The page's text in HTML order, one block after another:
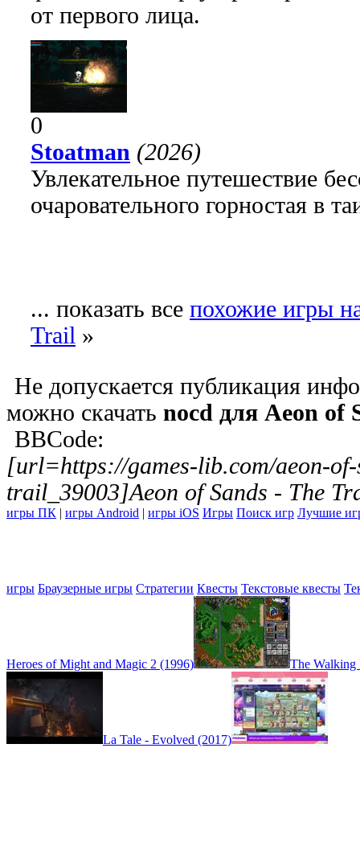
от первого лица.
0
Stoatman (2026)
Увлекательное путешествие
очаровательного горностая в
... показать все похожие игры
Trail »
Не допускается публикация
можно скачать nocd для Aeon of
BBCode:
[url=https://games-lib.com/aeon-of-
trail_39003]Aeon of Sands - The
игры ПК | игры Android | игры iOS Игры Поиск игр Лучшие
игры Браузерные игры Стратегии Квесты Текстовые квесты
Heroes of Might and Magic 2 (1996) The Walking
La Tale - Evolved (2017)